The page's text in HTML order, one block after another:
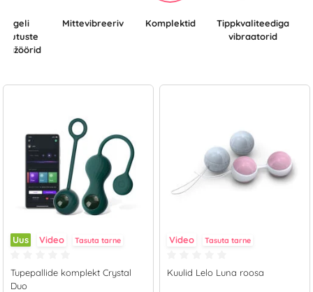
Mittevibreeriv Komplektid
Tippkvaliteediga
vibraatorid
Uus Video Tasuta tarne
Tupepallide komplekt Crystal
Duo
Video Tasuta tarne
Kuulid Lelo Luna roosa